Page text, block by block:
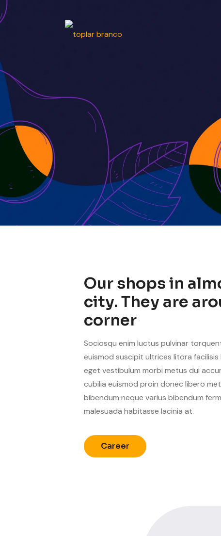
Our shops in
city. They are
corner
Sociosqu enim luctus pulvinar
euismod suscipit ultrices litora
eget vestibulum morbi metus dui
cubilia euismod proin donec libero
bibendum neque varius bibendum
malesuada habitasse lacinia at.
Career